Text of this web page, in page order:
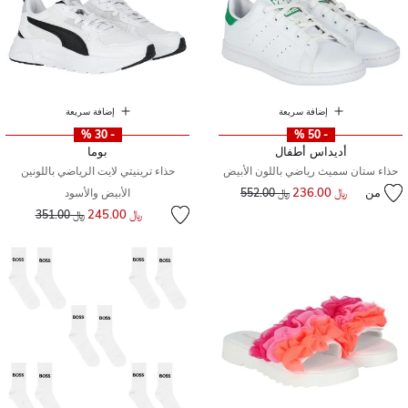
إضافة سريعة
- 50 %
أديداس أطفال
حذاء ستان سميث رياضي باللون الأبيض
من ﷼ 236.00 سعر مخفض من﷼ 552.00
إضافة سريعة
- 30 %
بوما
حذاء ترينيتي لايت الرياضي باللونين
الأبيض والأسود
﷼ 245.00 سعر مخفض من
﷼ 351.00 إلى